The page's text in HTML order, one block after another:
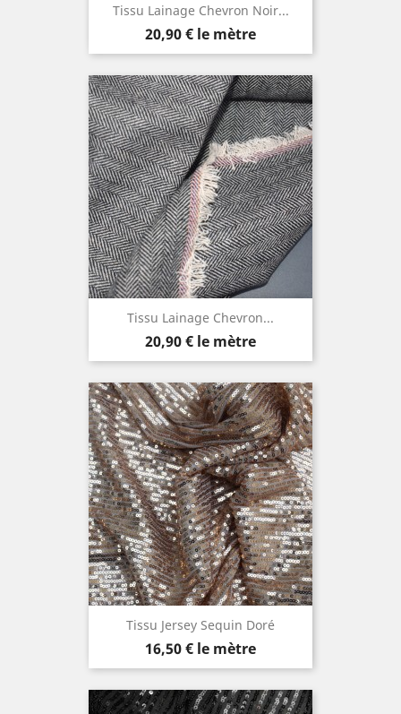
Tissu Lainage Chevron Noir...
Prix
20,90 € le mètre
Tissu Lainage Chevron...
Prix
20,90 € le mètre
Tissu Jersey Sequin Doré
Prix
16,50 € le mètre